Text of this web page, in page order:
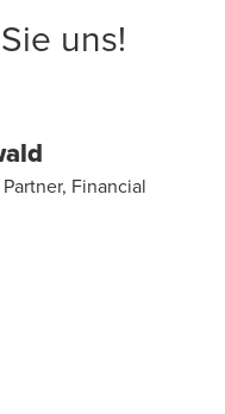
uns!
Financial